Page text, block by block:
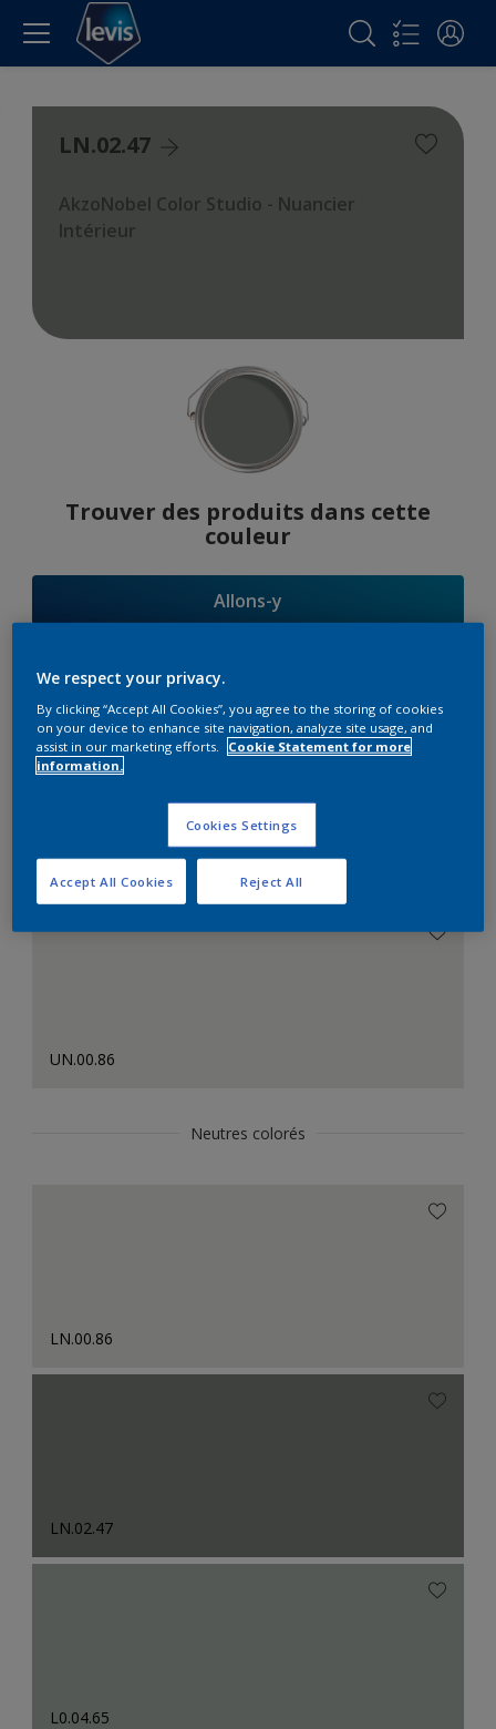
LN.02.47
AkzoNobel Color Studio - Nuancier
Intérieur
Trouver des produits dans cette
couleur
Allons-y
Suggestions
d'Harmonies
Le Blanc Parfait
UN.00.86
Neutres colorés
LN.00.86
LN.02.47
L0.04.65
We respect your privacy.
By clicking “Accept All Cookies”, you agree to the storing of cookies
on your device to enhance site navigation, analyze site usage, and
assist in our marketing efforts.
Cookie Statement for more
information.
Cookies Settings
Reject All
Accept All Cookies